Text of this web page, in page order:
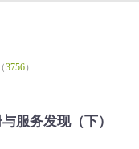
3756）
服务发现（下）